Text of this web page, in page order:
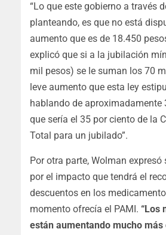
“Lo que este gobierno a través
planteando, es que no está
aumento que es de 18.450
explicó que si a la jubilación
mil pesos) se le suman los 70
leve aumento que esta ley
hablando de aproximadamente
que sería el 35 por ciento de la
Total para un jubilado”.
Por otra parte, Wolman
por el impacto que tendrá el
descuentos en los
momento ofrecía el PAMI. “Los
están aumentando mucho más